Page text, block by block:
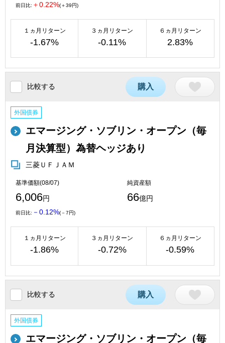
前日比: ＋0.22%(＋39円)
１ヵ月リターン
-1.67%
３ヵ月リターン
-0.11%
６ヵ月リターン
2.83%
比較する 購入
外国債券
エマージング・ソブリン・オープン（毎
月決算型）為替ヘッジあり
三菱ＵＦＪＡＭ
基準価額(08/07)
6,006円
純資産額
66億円
前日比: －0.12%(－7円)
１ヵ月リターン
-1.86%
３ヵ月リターン
-0.72%
６ヵ月リターン
-0.59%
比較する 購入
外国債券
エマージング・ソブリン・オープン（毎